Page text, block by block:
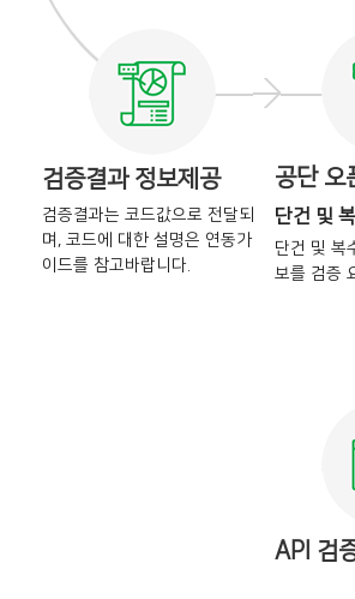
공단 오
단건 및
단건 및 복
보를 검증
검증결과 정보제공
검증결과는 코드값으로 전달되
며, 코드에 대한 설명은 연동가
이드를 참고바랍니다.
API 검